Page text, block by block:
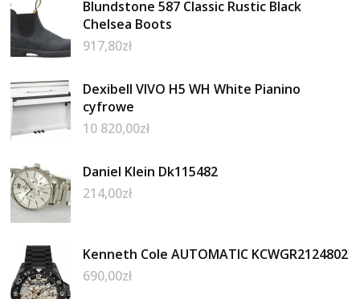
Blundstone 587 Classic Rustic Black
Chelsea Boots
917,80zł
Dexibell VIVO H5 WH White Pianino
cyfrowe
10 820,00zł
Daniel Klein Dk115482
214,00zł
Kenneth Cole AUTOMATIC KCWGR2124802
690,00zł